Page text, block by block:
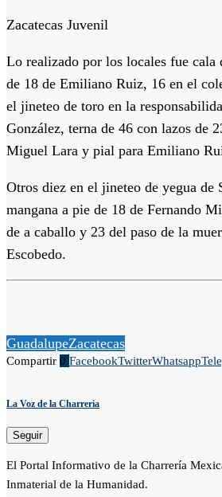
Zacatecas Juvenil
Lo realizado por los locales fue cala
de 18 de Emiliano Ruiz, 16 en el
el jineteo de toro en la
González, terna de 46 con lazos de
Miguel Lara y pial para Emiliano
Otros diez en el jineteo de yegua de
mangana a pie de 18 de Fernando
de a caballo y 23 del paso de la
Escobedo.
GuadalupeZacatecas
Compartir 0 FacebookTwitterWhatsapp
La Voz de la Charreria
Seguir
El Portal Informativo de la Charrería
Inmaterial de la Humanidad.